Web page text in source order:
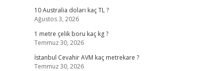
10 Australia doları kaç TL ?
Ağustos 3, 2026
1 metre çelik boru kaç kg ?
Temmuz 30, 2026
İstanbul Cevahir AVM kaç metrekare ?
Temmuz 30, 2026